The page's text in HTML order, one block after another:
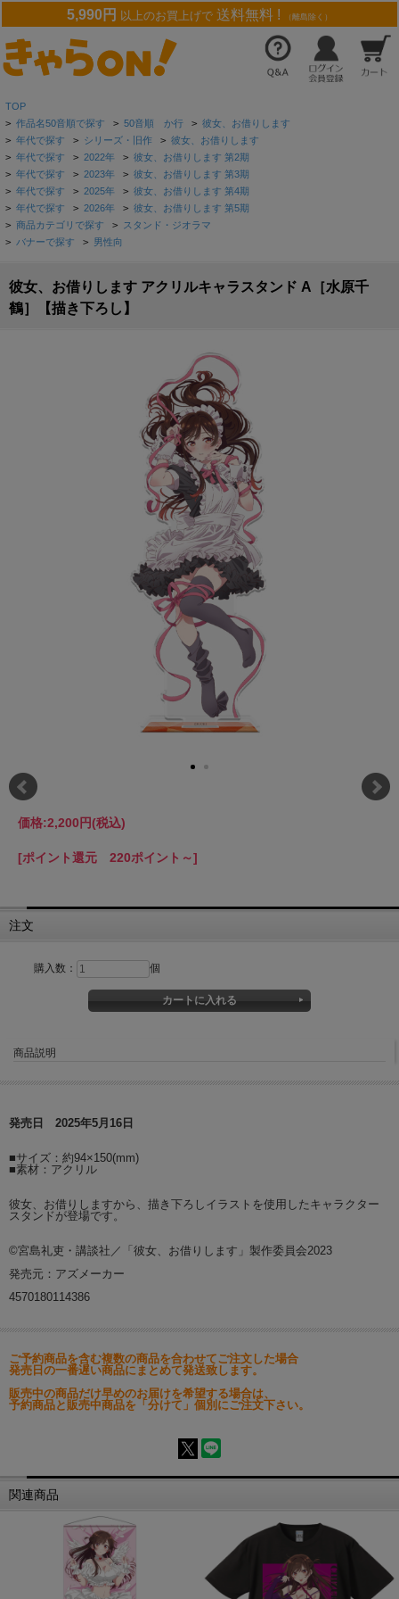
5,990円 以上のお買上げで 送料無料 ! （離島除く）
TOP
> 作品名50音順で探す > 50音順 か行 > 彼女、お借りします
> 年代で探す > シリーズ・旧作 > 彼女、お借りします
> 年代で探す > 2022年 > 彼女、お借りします 第2期
> 年代で探す > 2023年 > 彼女、お借りします 第3期
> 年代で探す > 2025年 > 彼女、お借りします 第4期
> 年代で探す > 2026年 > 彼女、お借りします 第5期
> 商品カテゴリで探す > スタンド・ジオラマ
> バナーで探す > 男性向
彼女、お借りします アクリルキャラスタンド A［水原千
鶴］【描き下ろし】
価格:2,200円(税込)
[ポイント還元 220ポイント～]
注文
購入数： 個
商品説明
発売日 2025年5月16日
■サイズ：約94×150(mm)
■素材：アクリル
彼女、お借りしますから、描き下ろしイラストを使用したキャラクター
スタンドが登場です。
©宮島礼吏・講談社／「彼女、お借りします」製作委員会2023
発売元：アズメーカー
4570180114386
ご予約商品を含む複数の商品を合わせてご注文した場合
発売日の一番遅い商品にまとめて発送致します。
販売中の商品だけ早めのお届けを希望する場合は、
予約商品と販売中商品を「分けて」個別にご注文下さい。
関連商品